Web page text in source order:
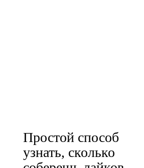
Простой способ
узнать, сколько